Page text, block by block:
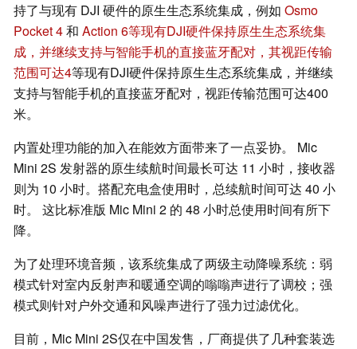
持了与现有 DJI 硬件的原生生态系统集成，例如 Osmo
Pocket 4和 Action 6等现有DJI硬件保持原生生态系统集
成，并继续支持与智能手机的直接蓝牙配对，其视距传输
范围可达4等现有DJI硬件保持原生生态系统集成，并继续
支持与智能手机的直接蓝牙配对，视距传输范围可达400
米。
内置处理功能的加入在能效方面带来了一点妥协。 Mic
Mini 2S 发射器的原生续航时间最长可达 11 小时，接收器
则为 10 小时。搭配充电盒使用时，总续航时间可达 40 小
时。 这比标准版 Mic Mini 2 的 48 小时总使用时间有所下
降。
为了处理环境音频，该系统集成了两级主动降噪系统：弱
模式针对室内反射声和暖通空调的嗡嗡声进行了调校；强
模式则针对户外交通和风噪声进行了强力过滤优化。
目前，Mic Mini 2S仅在中国发售，厂商提供了几种套装选